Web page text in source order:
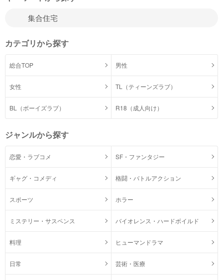
カテゴリから探す
総合TOP 男性
女性 TL（ティーンズラブ）
BL（ボーイズラブ） R18（成人向け）
ジャンルから探す
恋愛・ラブコメ SF・ファンタジー
ギャグ・コメディ 格闘・バトルアクション
スポーツ ホラー
ミステリー・サスペンス バイオレンス・ハードボイルド
料理 ヒューマンドラマ
日常 芸術・医療